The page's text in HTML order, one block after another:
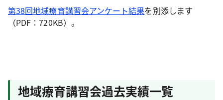
第38回地域療育講習会アンケート結果を別添します
（PDF：720KB）。
地域療育講習会過去実績一覧